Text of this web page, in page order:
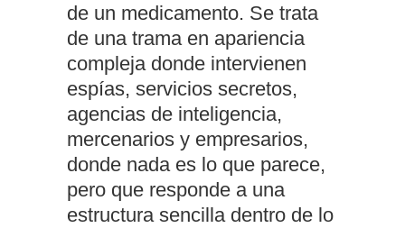
de un medicamento. Se trata
de una trama en apariencia
compleja donde intervienen
espías, servicios secretos,
agencias de inteligencia,
mercenarios y empresarios,
donde nada es lo que parece,
pero que responde a una
estructura sencilla dentro de lo